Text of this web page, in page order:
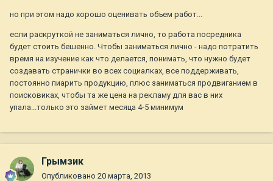
но при этом надо хорошо оценивать объем работ...
если раскруткой не заниматься лично, то работа посредника
будет стоить бешенно. Чтобы заниматься лично - надо потратить
время на изучение как что делается, понимать, что нужно будет
создавать странички во всех социалках, все поддерживать,
постоянно пиарить продукцию, плюс заниматься продвиганием в
поисковиках, чтобы та же цена на рекламу для вас в них
упала...только это займет месяца 4-5 минимум
Грымзик
Опубликовано 20 марта, 2013